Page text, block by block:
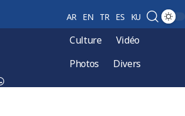
AR EN TR ES KU
Culture
Vidéo
Photos
Divers